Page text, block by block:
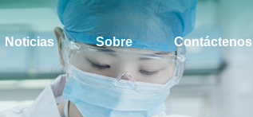
Noticias Sobre Contáctenos